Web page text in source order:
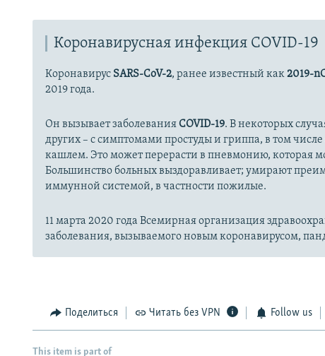
Коронавирусная инфекция COVID-19
Коронавирус SARS-CoV-2, ранее известный как2019-
2019 года.
Он вызывает заболеванияCOVID-19. В некоторых
других – с симптомами простуды и гриппа, в том
кашлем. Это может перерасти в пневмонию, которая
Большинство больных выздоравливает; умирают
иммунной системой, в частности пожилые.
11 марта 2020 года Всемирная организация
заболевания, вызываемого новым коронавирусом,
Поделиться Читать без VPN Follow us
This item is part of